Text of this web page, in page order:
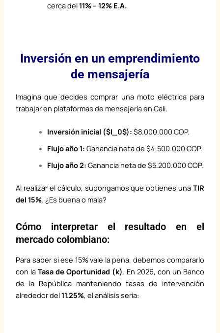
cerca del11% – 12% E.A.
Inversión en un emprendimiento
de mensajería
Imagina que decides comprar una moto eléctrica para
trabajar en plataformas de mensajería en Cali.
Inversión inicial ($I_0$): $8.000.000 COP.
Flujo año 1: Ganancia neta de $4.500.000 COP.
Flujo año 2: Ganancia neta de $5.200.000 COP.
Al realizar el cálculo, supongamos que obtienes una TIR
del 15%. ¿Es buena o mala?
Cómo interpretar el resultado en el
mercado colombiano:
Para saber si ese 15% vale la pena, debemos compararlo
con laTasa de Oportunidad (k). En 2026, con un Banco
de la República manteniendo tasas de intervención
alrededor del11.25%, el análisis sería: